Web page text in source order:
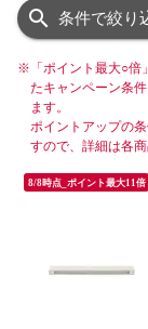
条件で絞り
※ 「ポイント最大○
たキャンペーン条
ます。
ポイントアップの
すので、詳細は各
8/8時点_ポイント最大11倍